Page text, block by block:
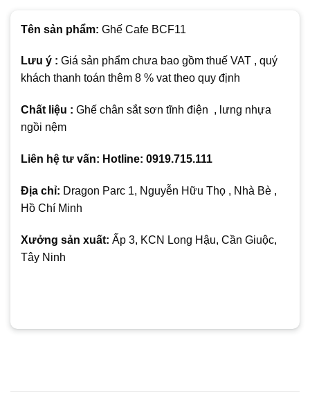
Tên sản phẩm: Ghế Cafe BCF11
Lưu ý : Giá sản phẩm chưa bao gồm thuế VAT , quý
khách thanh toán thêm 8 % vat theo quy định
Chất liệu : Ghế chân sắt sơn tĩnh điện , lưng nhựa
ngồi nệm
Liên hệ tư vấn: Hotline: 0919.715.111
Địa chỉ: Dragon Parc 1, Nguyễn Hữu Thọ , Nhà Bè ,
Hồ Chí Minh
Xưởng sản xuất: Ấp 3, KCN Long Hậu, Cần Giuộc,
Tây Ninh